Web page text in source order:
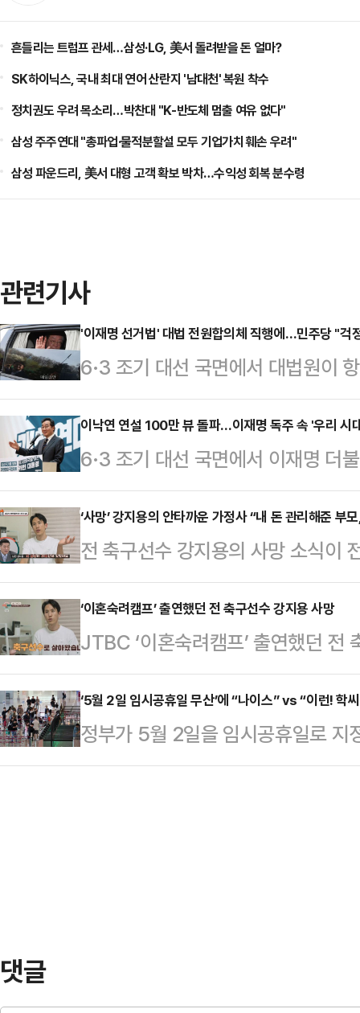
흔들리는 트럼프 관세…삼성·LG, 美서 돌려받을 돈 얼마?
SK하이닉스, 국내 최대 연어 산란지 '남대천' 복원 착수
정치권도 우려 목소리…박찬대 "K-반도체 멈출 여유 없다"
삼성 주주연대 "총파업·물적분할설 모두 기업가치 훼손 우려"
삼성 파운드리, 美서 대형 고객 확보 박차…수익성 회복 분수령
관련기사
'이재명 선거법' 대법 전원합의체 직행에…민주당 "걱
6·3 조기 대선 국면에서 대법원이
어민주당 대선 후보의 공직선거법
당 일각에선 무죄 판결을 확신하는
권에 따르면, 전날 대법원이 이재명
한 것을 두고 민주당에서 다양한 반
사회적으로 중대한 영향을 미치는
대법원장과 법원행정처장을 제외
판이다.한민수 대변인은…
이낙연 연설 100만 뷰 돌파…이재명 독주 속 '우리
6·3 조기 대선 국면에서 이재명 더
있다. 이에 '윤석열·이재명 동반청
민주당 상임고문의 역할론이 정치
삼은 이른바 '초당적 국민후보'가
능성에 이목이 쏠린다.22일 정치
로 다가온 대선 국면에서 새민주당
을 긍정적으로 전망했다. 그는 이
형 개헌, 다당제와 …
‘사망’ 강지용의 안타까운 가정사 “내 돈 관리해준 부
전 축구선수 강지용의 사망 소식이
했던 가정사가 다시 주목받고 있다
프’에 아내 이다은씨와 함께 출연
직하게 털어놨다.당시 강지용은 극
다. 그는 “죽고 싶은 마음이 너무
이고 있다”라고 고백했다.방송에서
시 월급을 부모가 관리했지만 남아
“결혼 전에는 부모가 …
‘이혼숙려캠프’ 출연했던 전 축구선수 강지용 사망
JTBC ‘이혼숙려캠프’ 출연했던
인은 22일 세상을 떠났으며, 빈소
로는 아내 이다은 씨와 3살 딸이 이
난 2009년 K리그 드래프트에 참가
로로 데뷔한 강지용은 부산 아이파
‘5월 2일 임시공휴일 무산’에 “나이스” vs “이런! 학
정부가 5월 2일을 임시공휴일로 지
사이에서 다양한 반응이 쏟아지고
댓글